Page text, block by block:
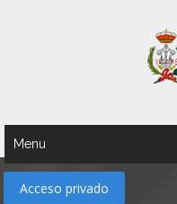
Menu
Acceso privado